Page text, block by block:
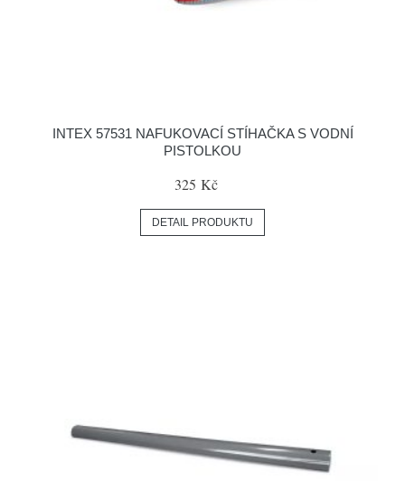
INTEX 57531 NAFUKOVACÍ STÍHAČKA S VODNÍ
PISTOLKOU
325 Kč
DETAIL PRODUKTU